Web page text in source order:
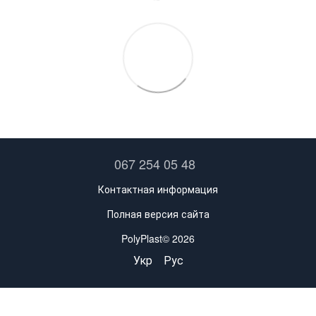
067 254 05 48
Контактная информация
Полная версия сайта
PolyPlast© 2026
Укр Рус